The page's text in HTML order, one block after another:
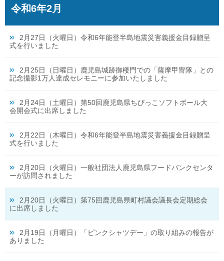
令和6年2月
2月27日（火曜日）令和6年能登半島地震災害義援金目録贈呈
式を行いました
2月25日（日曜日）鹿児島城跡御楼門での「薩摩甲冑隊」との
記念撮影1万人達成セレモニーに参加いたしました
2月24日（土曜日）第50回鹿児島県ちびっこソフトボール大
会開会式に出席しました
2月22日（木曜日）令和6年能登半島地震災害義援金目録贈呈
式を行いました
2月20日（火曜日）一般社団法人鹿児島県フードバンクセンタ
ーが訪問されました
2月20日（火曜日）第75回鹿児島県町村議会議長会定期総会
に出席しました
2月19日（月曜日）「ピンクシャツデー」の取り組みの報告が
ありました